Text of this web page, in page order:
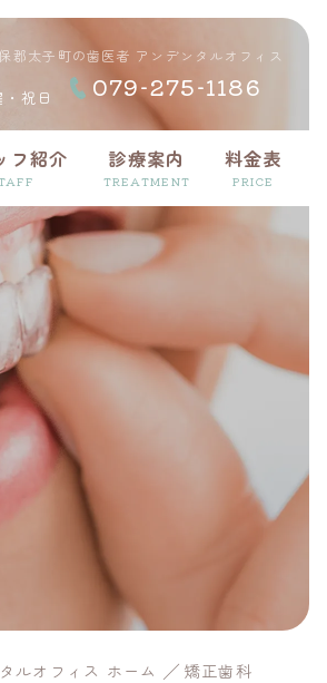
郡太子町の歯医者 アンデンタルオフィス
・祝日 079-275-1186
フ紹介 診療案内
TREATMENT
料金表
PRICE
ルオフィス ホーム 矯正歯科